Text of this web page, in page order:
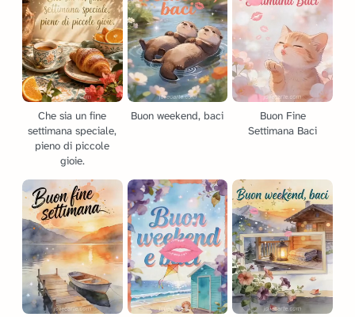
Che sia un fine
settimana speciale,
pieno di piccole
gioie.
Buon weekend, baci
Buon Fine
Settimana Baci